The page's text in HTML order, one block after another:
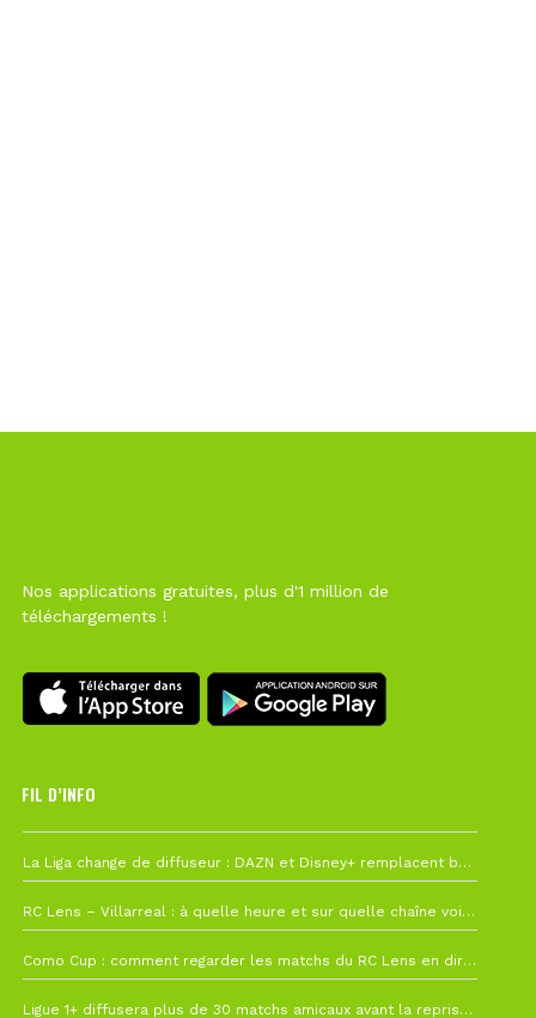
Nos applications gratuites, plus d'1 million de
téléchargements !
FIL D’INFO
La Liga change de diffuseur : DAZN et Disney+ remplacent beIN Sports !
RC Lens – Villarreal : à quelle heure et sur quelle chaîne voir la finale de la Como Cup ?
Como Cup : comment regarder les matchs du RC Lens en direct ?
Ligue 1+ diffusera plus de 30 matchs amicaux avant la reprise de la Ligue 1